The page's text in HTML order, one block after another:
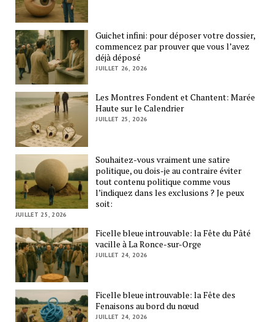
Guichet infini: pour déposer votre dossier,
commencez par prouver que vous l’avez
déjà déposé
JUILLET 26, 2026
Les Montres Fondent et Chantent: Marée
Haute sur le Calendrier
JUILLET 25, 2026
Souhaitez-vous vraiment une satire
politique, ou dois-je au contraire éviter
tout contenu politique comme vous
l’indiquez dans les exclusions ? Je peux
soit:
JUILLET 25, 2026
Ficelle bleue introuvable: la Fête du Pâté
vacille à La Ronce-sur-Orge
JUILLET 24, 2026
Ficelle bleue introuvable: la Fête des
Fenaisons au bord du nœud
JUILLET 24, 2026